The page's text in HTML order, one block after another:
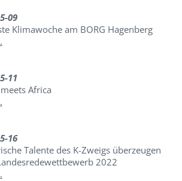
09
Klimawoche am BORG Hagenberg
11
Africa
16
Talente des K-Zweigs überzeugen
2022